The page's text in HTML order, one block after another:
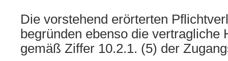
Die vorstehend erörterten
begründen ebenso die vertragliche
gemäß Ziffer 10.2.1. (5) der